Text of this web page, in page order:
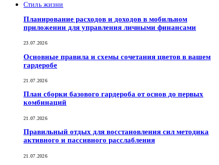
Стиль жизни
Планирование расходов и доходов в мобильном
приложении для управления личными финансами
23.07.2026
Основные правила и схемы сочетания цветов в вашем
гардеробе
21.07.2026
План сборки базового гардероба от основ до первых
комбинаций
21.07.2026
Правильный отдых для восстановления сил методика
активного и пассивного расслабления
21.07.2026